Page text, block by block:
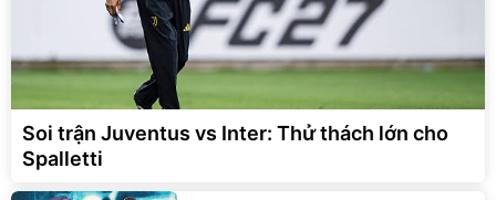
Soi trận Juventus vs Inter: Thử thách lớn cho
Spalletti